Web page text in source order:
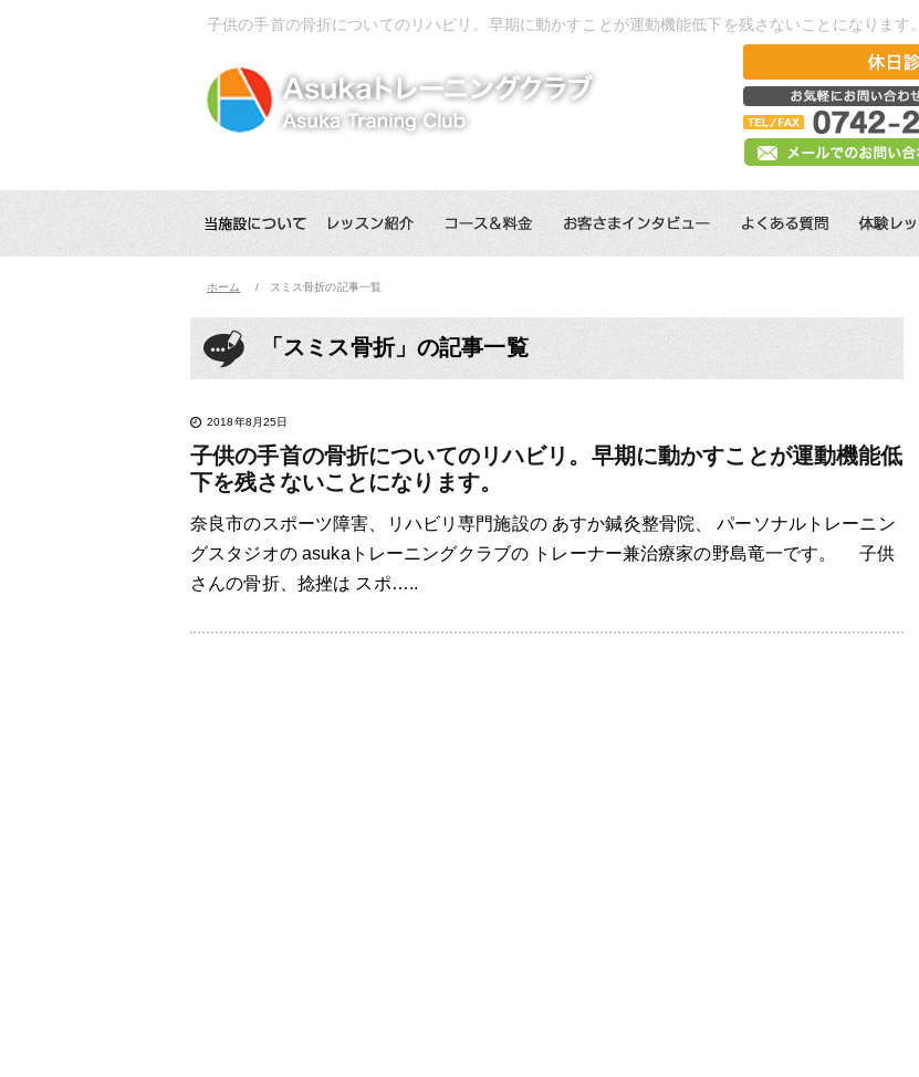
子供の手首の骨折についてのリハビリ。早期に動かすことが運動機能低下を残さないことになります。
ホーム スミス骨折の記事一覧
「スミス骨折」の記事一覧
2018年8月25日
子供の手首の骨折についてのリハビリ。早期に動かすことが運動機能低
下を残さないことになります。
奈良市のスポーツ障害、リハビリ専門施設の あすか鍼灸整骨院、 パーソナルトレーニン
グスタジオの asukaトレーニングクラブの トレーナー兼治療家の野島竜一です。 子供
さんの骨折、捻挫は スポ…..